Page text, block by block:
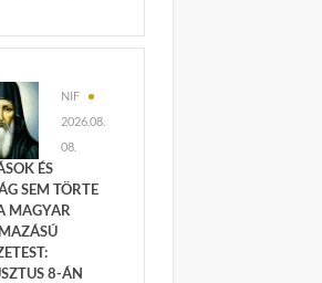
NIF
2026.08.
08.
ÉS
SEM TÖRTE
MAGYAR
8-ÁN